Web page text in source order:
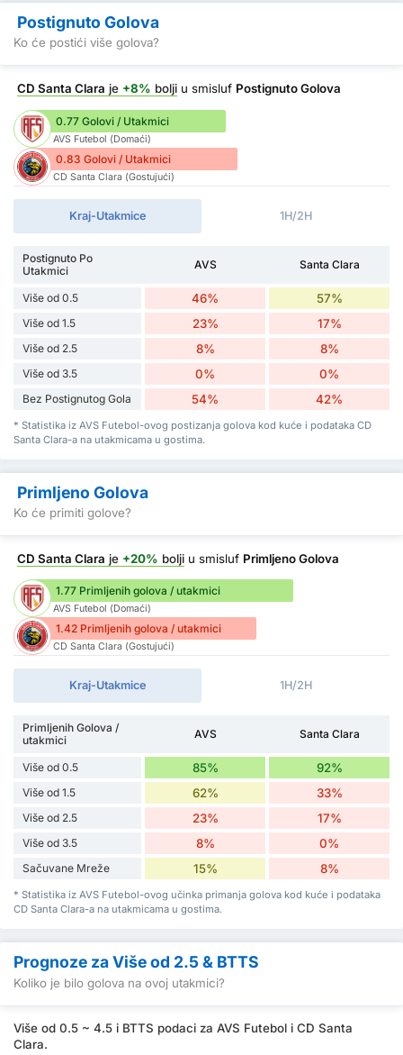
Postignuto Golova
Ko će postići više golova?
CD Santa Clara je +8% bolji u smisluf Postignuto Golova
0.77 Golovi / Utakmici
AVS Futebol (Domaći)
0.83 Golovi / Utakmici
CD Santa Clara (Gostujući)
Kraj-Utakmice 1H/2H
Postignuto Po
Utakmici
AVS Santa Clara
Više od 0.5 46% 57%
Više od 1.5 23% 17%
Više od 2.5 8% 8%
Više od 3.5 0% 0%
Bez Postignutog Gola 54% 42%
* Statistika iz AVS Futebol-ovog postizanja golova kod kuće i podataka CD
Santa Clara-a na utakmicama u gostima.
Primljeno Golova
Ko će primiti golove?
CD Santa Clara je +20% bolji u smisluf Primljeno Golova
1.77 Primljenih golova / utakmici
AVS Futebol (Domaći)
1.42 Primljenih golova / utakmici
CD Santa Clara (Gostujući)
Kraj-Utakmice 1H/2H
Primljenih Golova /
utakmici
AVS Santa Clara
Više od 0.5 85% 92%
Više od 1.5 62% 33%
Više od 2.5 23% 17%
Više od 3.5 8% 0%
Sačuvane Mreže 15% 8%
* Statistika iz AVS Futebol-ovog učinka primanja golova kod kuće i podataka
CD Santa Clara-a na utakmicama u gostima.
Prognoze za Više od 2.5 & BTTS
Koliko je bilo golova na ovoj utakmici?
Više od 0.5 ~ 4.5 i BTTS podaci za AVS Futebol i CD Santa
Clara.